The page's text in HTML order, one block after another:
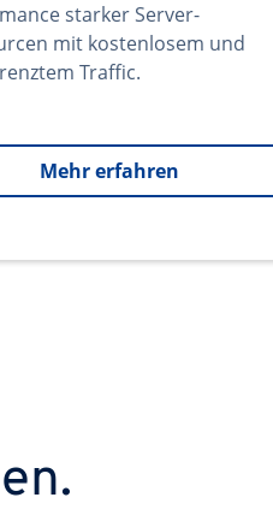
starker Server-
mit kostenlosem und
Traffic.
Mehr erfahren